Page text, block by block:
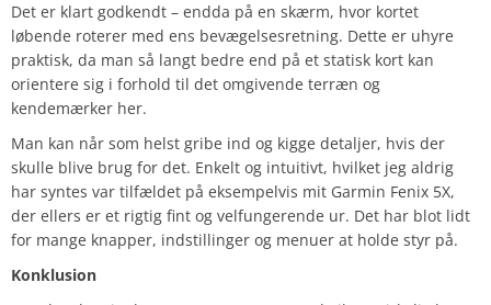
Det er klart godkendt – endda på en skærm, hvor kortet
løbende roterer med ens bevægelsesretning. Dette er uhyre
praktisk, da man så langt bedre end på et statisk kort kan
orientere sig i forhold til det omgivende terræn og
kendemærker her.
Man kan når som helst gribe ind og kigge detaljer, hvis der
skulle blive brug for det. Enkelt og intuitivt, hvilket jeg aldrig
har syntes var tilfældet på eksempelvis mit Garmin Fenix 5X,
der ellers er et rigtig fint og velfungerende ur. Det har blot lidt
for mange knapper, indstillinger og menuer at holde styr på.
Konklusion